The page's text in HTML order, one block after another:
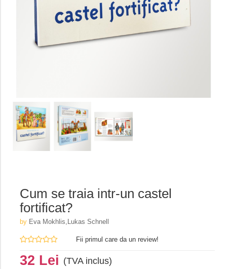
Cum se traia intr-un castel
fortificat?
by Eva Mokhlis,Lukas Schnell
Fii primul care da un review!
32 Lei (TVA inclus)